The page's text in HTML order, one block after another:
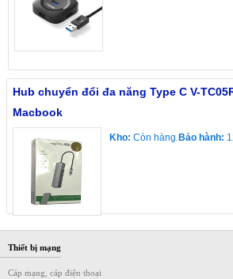
Hub chuyển đổi đa năng Type C V-
Macbook
Kho: Còn hàng.Bảo hành:
Thiết bị mạng
Cáp mạng, cáp điện thoại